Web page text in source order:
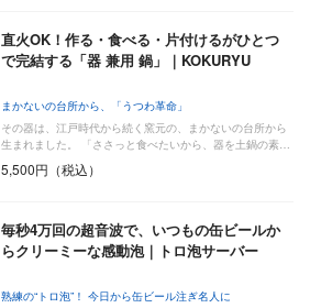
直火OK！作る・食べる・片付けるがひとつ
で完結する「器 兼用 鍋」｜KOKURYU
まかないの台所から、「うつわ革命」
その器は、江戸時代から続く窯元の、まかないの台所から
生まれました。 「ささっと食べたいから、器を土鍋の素…
5,500円（税込）
毎秒4万回の超音波で、いつもの缶ビールか
らクリーミーな感動泡｜トロ泡サーバー
熟練の“トロ泡”！ 今日から缶ビール注ぎ名人に